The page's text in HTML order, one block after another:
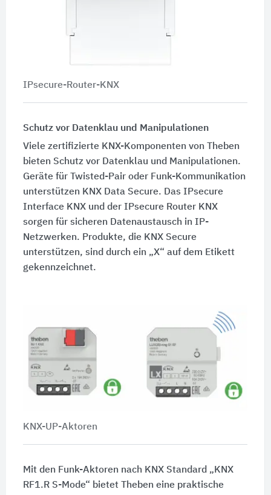
IPsecure-Router-KNX
Schutz vor Datenklau und Manipulationen
Viele zertifizierte KNX-Komponenten von Theben
bieten Schutz vor Datenklau und Manipulationen.
Geräte für Twisted-Pair oder Funk-Kommunikation
unterstützen KNX Data Secure. Das IPsecure
Interface KNX und der IPsecure Router KNX
sorgen für sicheren Datenaustausch in IP-
Netzwerken. Produkte, die KNX Secure
unterstützen, sind durch ein „X“ auf dem Etikett
gekennzeichnet.
KNX-UP-Aktoren
Mit den Funk-Aktoren nach KNX Standard „KNX
RF1.R S-Mode“ bietet Theben eine praktische